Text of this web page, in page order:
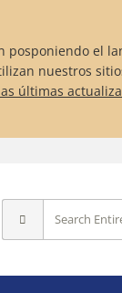
posponiendo el
nuestros
últimas